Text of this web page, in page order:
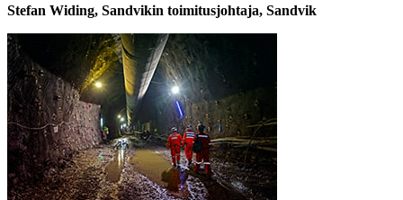
Stefan Widing, Sandvikin toimitusjohtaja, Sandvik